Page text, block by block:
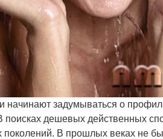
начинают задумываться о
поисках дешевых действенных
В прошлых веках не